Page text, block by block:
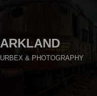
ARKLAND
URBEX & PHOTOGRAPHY